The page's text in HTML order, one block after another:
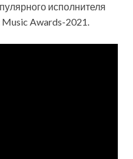
исполнителя
Awards-2021.